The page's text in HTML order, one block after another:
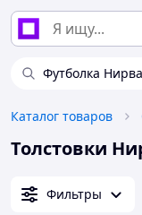
Футболка
Каталог товаров
Толстовки
Фильтры